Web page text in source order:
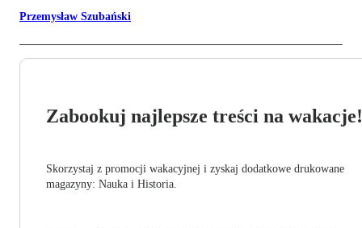
Przemysław Szubański
Zabookuj najlepsze treści na wakacje!
Skorzystaj z promocji wakacyjnej i zyskaj dodatkowe drukowane
magazyny: Nauka i Historia.